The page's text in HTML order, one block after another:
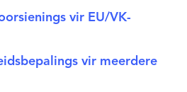
vir EU/VK-
vir meerdere